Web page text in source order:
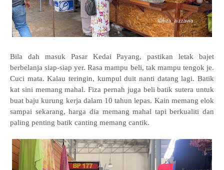
Bila dah masuk Pasar Kedai Payang, pastikan letak bajet
berbelanja siap-siap yer. Rasa mampu beli, tak mampu tengok je.
Cuci mata. Kalau teringin, kumpul duit nanti datang lagi. Batik
kat sini memang mahal. Fiza pernah juga beli batik sutera untuk
buat baju kurung kerja dalam 10 tahun lepas. Kain memang elok
sampai sekarang, harga dia memang mahal tapi berkualiti dan
paling penting batik canting memang cantik.